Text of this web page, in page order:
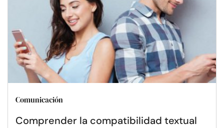
Comunicación
Comprender la compatibilidad textual